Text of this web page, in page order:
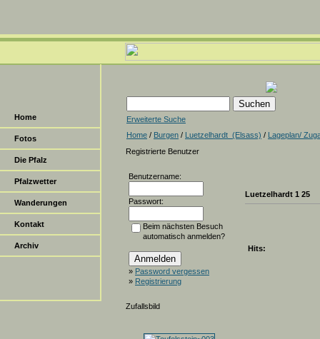
Home
Fotos
Die Pfalz
Pfalzwetter
Wanderungen
Kontakt
Archiv
Erweiterte Suche
Home / Burgen / Luetzelhardt_(Elsass) / Lageplan/
Registrierte Benutzer
Benutzername:
Passwort:
Beim nächsten Besuch
automatisch anmelden?
» Password vergessen
» Registrierung
Zufallsbild
Luetzelhardt 1 25
Hits: